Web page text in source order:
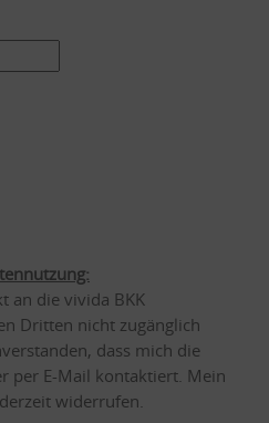
an die vivida BKK
Dritten nicht zugänglich
dass mich die
per E-Mail kontaktiert. Mein
widerrufen.